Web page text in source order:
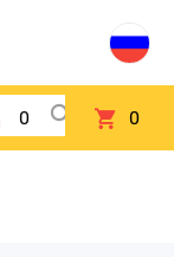
0 0